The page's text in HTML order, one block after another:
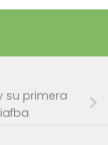
su primera